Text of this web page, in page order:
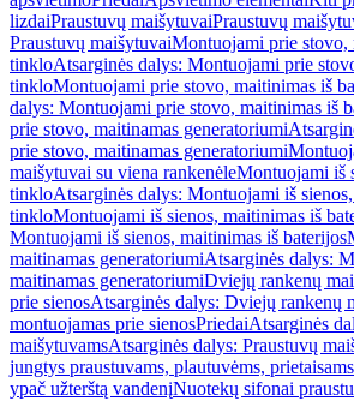
lizdaiPraustuvų maišytuvaiPraustuvų
Praustuvų maišytuvaiMontuojami prie stovo,
tinkloAtsarginės dalys: Montuojami prie
tinkloMontuojami prie stovo, maitinimas iš
dalys: Montuojami prie stovo, maitinimas iš
prie stovo, maitinamas generatoriumi
prie stovo, maitinamas generatoriumi
maišytuvai su viena rankenėleMontuojami iš
tinkloAtsarginės dalys: Montuojami iš
tinkloMontuojami iš sienos, maitinimas iš
Montuojami iš sienos, maitinimas iš baterijos
maitinamas generatoriumiAtsarginės dalys:
maitinamas generatoriumiDviejų rankenų
prie sienosAtsarginės dalys: Dviejų rankenų
montuojamas prie sienosPriedaiAtsarginės
maišytuvamsAtsarginės dalys: Praustuvų
jungtys praustuvams, plautuvėms,
ypač užterštą vandenįNuotekų sifonai